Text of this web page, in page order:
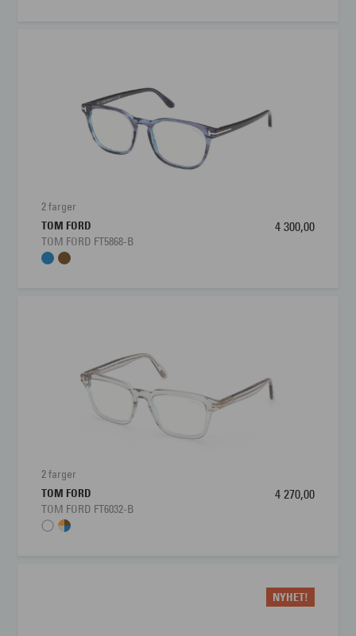
2 farger
TOM FORD
TOM FORD FT5868-B
4 300,00
2 farger
TOM FORD
TOM FORD FT6032-B
4 270,00
NYHET!